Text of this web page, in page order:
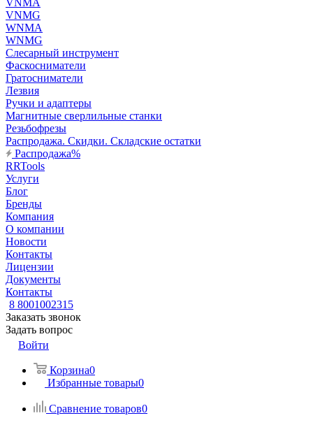
VNMA
VNMG
WNMA
WNMG
Слесарный инструмент
Фаскосниматели
Гратосниматели
Лезвия
Ручки и адаптеры
Магнитные сверлильные станки
Резьбофрезы
Распродажа. Скидки. Складские остатки
Распродажа%
RRTools
Услуги
Блог
Бренды
Компания
О компании
Новости
Контакты
Лицензии
Документы
Контакты
8 8001002315
Заказать звонок
Задать вопрос
Войти
Корзина0
Избранные товары0
Сравнение товаров0